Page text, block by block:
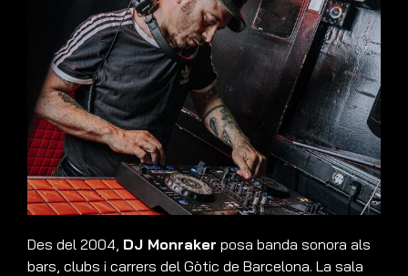
Des del 2004, DJ Monraker posa banda sonora als
bars, clubs i carrers del Gòtic de Barcelona. La sala